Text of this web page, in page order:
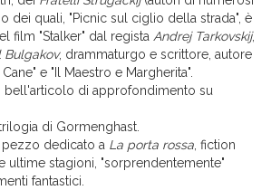
dei quali, "Picnic sul ciglio della strada", è
film "Stalker" dal regista Andrej Tarkovskij,
Bulgakov, drammaturgo e scrittore, autore
e "Il Maestro e Margherita".
bell'articolo di approfondimento su
di Gormenghast.
dedicato a La porta rossa , fiction
ultime stagioni, "sorprendentemente"
fantastici.